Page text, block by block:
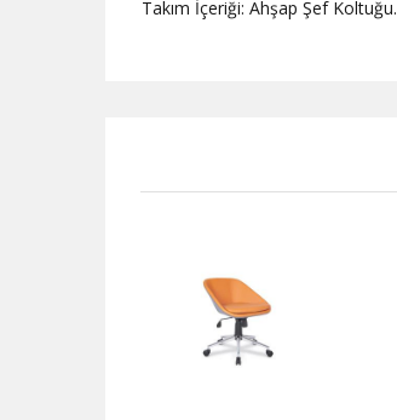
Takım İçeriği: Ahşap Şef Koltuğu.